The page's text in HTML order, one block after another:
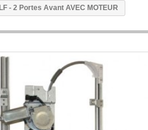
- 2 Portes Avant AVEC MOTEUR